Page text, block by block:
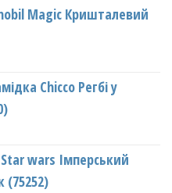
Magic Кришталевий
Chicco Регбі у
Star wars Імперський
(75252)